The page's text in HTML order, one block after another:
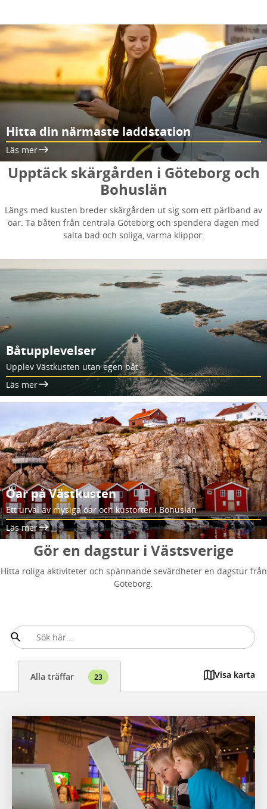
Hitta din närmaste laddstation
Läs mer
Upptäck skärgården i Göteborg och
Bohuslän
Längs med kusten breder skärgården ut sig som ett pärlband av
öar. Ta båten från centrala Göteborg och spendera dagen med
salta bad och soliga, varma klippor.
Båtupplevelser
Upplev Västkusten utan egen båt
Läs mer
Öar på Västkusten
Ett urval av mysiga öar och kustorter i Bohuslän
Läs mer
Gör en dagstur i Västsverige
Hitta roliga aktiviteter och spännande sevärdheter en dagstur från
Göteborg.
Alla träffar 23 Visa karta